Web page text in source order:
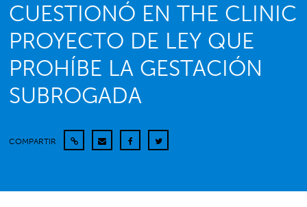
CUESTIONÓ EN THE CLINIC
PROYECTO DE LEY QUE
PROHÍBE LA GESTACIÓN
SUBROGADA
COMPARTIR